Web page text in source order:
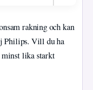
rakning och kan
Philips. Vill du ha
minst lika starkt